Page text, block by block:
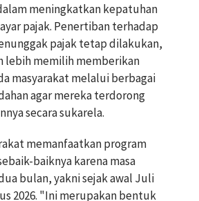
meningkatkan kepatuhan
pajak. Penertiban terhadap
pajak tetap dilakukan,
lebih memilih memberikan
masyarakat melalui berbagai
agar mereka terdorong
secara sukarela.
memanfaatkan program
baiknya karena masa
bulan, yakni sejak awal Juli
2026. "Ini merupakan bentuk